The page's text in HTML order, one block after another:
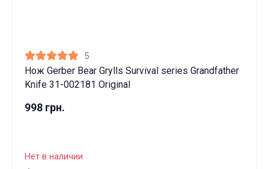
5
Нож Gerber Bear Grylls Survival series Grandfather
Knife 31-002181 Original
998 грн.
Нет в наличии